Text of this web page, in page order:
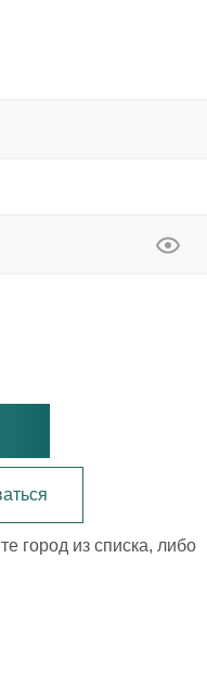
город из списка, либо